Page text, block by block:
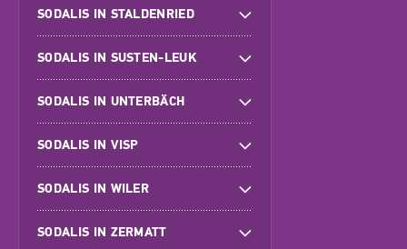
SODALIS IN STALDENRIED
SODALIS IN SUSTEN-LEUK
SODALIS IN UNTERBÄCH
SODALIS IN VISP
SODALIS IN WILER
SODALIS IN ZERMATT